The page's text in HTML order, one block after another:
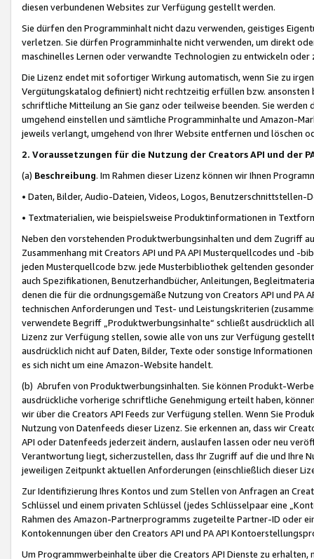
diesen verbundenen Websites zur Verfügung gestellt werden.
Sie dürfen den Programminhalt nicht dazu verwenden, geistiges
verletzen. Sie dürfen Programminhalte nicht verwenden, um direkt
maschinelles Lernen oder verwandte Technologien zu entwickeln
Die Lizenz endet mit sofortiger Wirkung automatisch, wenn Sie zu
Vergütungskatalog definiert) nicht rechtzeitig erfüllen bzw. ansonsten
schriftliche Mitteilung an Sie ganz oder teilweise beenden. Sie werden
umgehend einstellen und sämtliche Programminhalte und Amazon-
jeweils verlangt, umgehend von Ihrer Website entfernen und löschen
2. Voraussetzungen für die Nutzung der Creators API und der
(a) Beschreibung. Im Rahmen dieser Lizenz können wir Ihnen
• Daten, Bilder, Audio-Dateien, Videos, Logos, Benutzerschnittstellen-
• Textmaterialien, wie beispielsweise Produktinformationen in
Neben den vorstehenden Produktwerbungsinhalten und dem Zugriff
Zusammenhang mit Creators API und PA API Musterquellcodes und
jeden Musterquellcode bzw. jede Musterbibliothek geltenden
auch Spezifikationen, Benutzerhandbücher, Anleitungen,
denen die für die ordnungsgemäße Nutzung von Creators API und PA
technischen Anforderungen und Test- und Leistungskriterien
verwendete Begriff „Produktwerbungsinhalte“ schließt ausdrücklich
Lizenz zur Verfügung stellen, sowie alle von uns zur Verfügung
ausdrücklich nicht auf Daten, Bilder, Texte oder sonstige
es sich nicht um eine Amazon-Website handelt.
(b) Abrufen von Produktwerbungsinhalten. Sie können Produkt-
ausdrückliche vorherige schriftliche Genehmigung erteilt haben,
wir über die Creators API Feeds zur Verfügung stellen. Wenn Sie
Nutzung von Datenfeeds dieser Lizenz. Sie erkennen an, dass wir
API oder Datenfeeds jederzeit ändern, auslaufen lassen oder neu
Verantwortung liegt, sicherzustellen, dass Ihr Zugriff auf die und Ihre
jeweiligen Zeitpunkt aktuellen Anforderungen (einschließlich dieser
Zur Identifizierung Ihres Kontos und zum Stellen von Anfragen an
Schlüssel und einem privaten Schlüssel (jedes Schlüsselpaar eine
Rahmen des Amazon-Partnerprogramms zugeteilte Partner-ID oder
Kontokennungen über den Creators API und PA API
Um Programmwerbeinhalte über die Creators API Dienste zu